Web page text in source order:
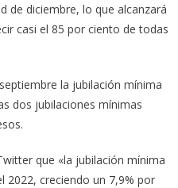
de diciembre, lo que alcanzará
casi el 85 por ciento de todas
la jubilación mínima
dos jubilaciones mínimas
que «la jubilación mínima
2022, creciendo un 7,9% por